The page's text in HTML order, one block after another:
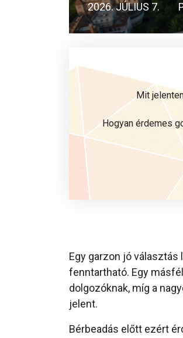
2026. JÚLIUS 7.
Mit
Hogyan érdemes
Egy garzon jó
fenntartható. Egy
dolgozóknak, míg a
jelent.
Bérbeadás előtt ezért